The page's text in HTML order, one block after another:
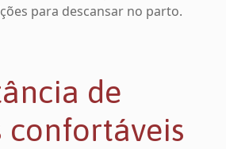
para descansar no parto.
de
confortáveis